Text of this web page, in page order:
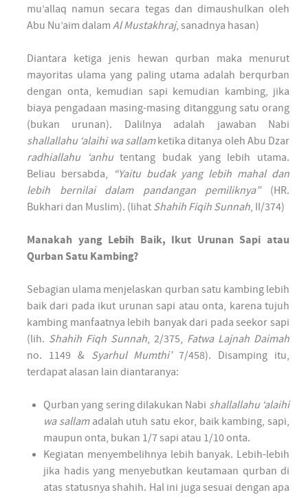
mu’allaq namun secara tegas dan dimaushulkan oleh
Abu Nu’aim dalam Al Mustakhraj, sanadnya hasan)
Diantara ketiga jenis hewan qurban maka menurut
mayoritas ulama yang paling utama adalah berqurban
dengan onta, kemudian sapi kemudian kambing, jika
biaya pengadaan masing-masing ditanggung satu orang
(bukan urunan). Dalilnya adalah jawaban Nabi
shallallahu ‘alaihi wa sallamketika ditanya oleh Abu Dzar
radhiallahu ‘anhutentang budak yang lebih utama.
Beliau bersabda,
“Yaitu budak yang lebih mahal dan
lebih bernilai dalam pandangan pemiliknya”(HR.
Bukhari dan Muslim). (lihat Shahih Fiqih Sunnah, II/374)
Manakah yang Lebih Baik, Ikut Urunan Sapi atau
Qurban Satu Kambing?
Sebagian ulama menjelaskan qurban satu kambing lebih
baik dari pada ikut urunan sapi atau onta, karena tujuh
kambing manfaatnya lebih banyak dari pada seekor sapi
(lih. Shahih Fiqh Sunnah, 2/375, FatwaLajnah Daimah
no. 1149 & Syarhul Mumthi’7/458). Disamping itu,
terdapat alasan lain diantaranya:
Qurban yang sering dilakukan Nabi shallallahu ‘alaihi
wa sallamadalah utuh satu ekor, baik kambing, sapi,
maupun onta, bukan 1/7 sapi atau 1/10 onta.
Kegiatan menyembelihnya lebih banyak. Lebih-lebih
jika hadis yang menyebutkan keutamaan qurban di
atas statusnya shahih. Hal ini juga sesuai dengan apa